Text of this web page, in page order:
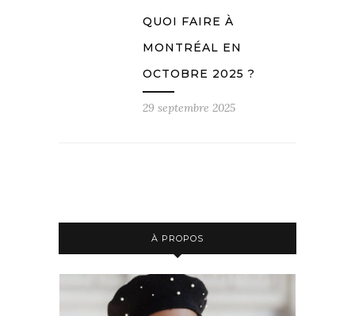
QUOI FAIRE À
MONTRÉAL EN
OCTOBRE 2025 ?
29 septembre 2025
À PROPOS